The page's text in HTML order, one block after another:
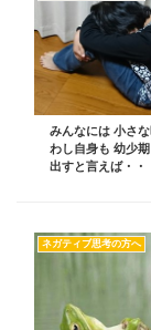
みんなには 小さ
わし自身も 幼少
出すと言えば・・
ネガティブ思考の方へ